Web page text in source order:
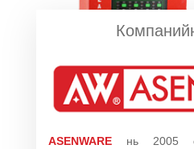
ASENWAREнь 2005